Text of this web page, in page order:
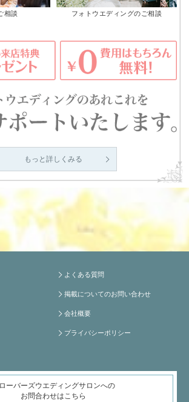
相談 フォトウエディングのご相談
もっと詳しくみる
よくある質問
掲載についてのお問い合わせ
会社概要
プライバシーポリシー
ーバーズウエディングサロンへの
お問合わせはこちら